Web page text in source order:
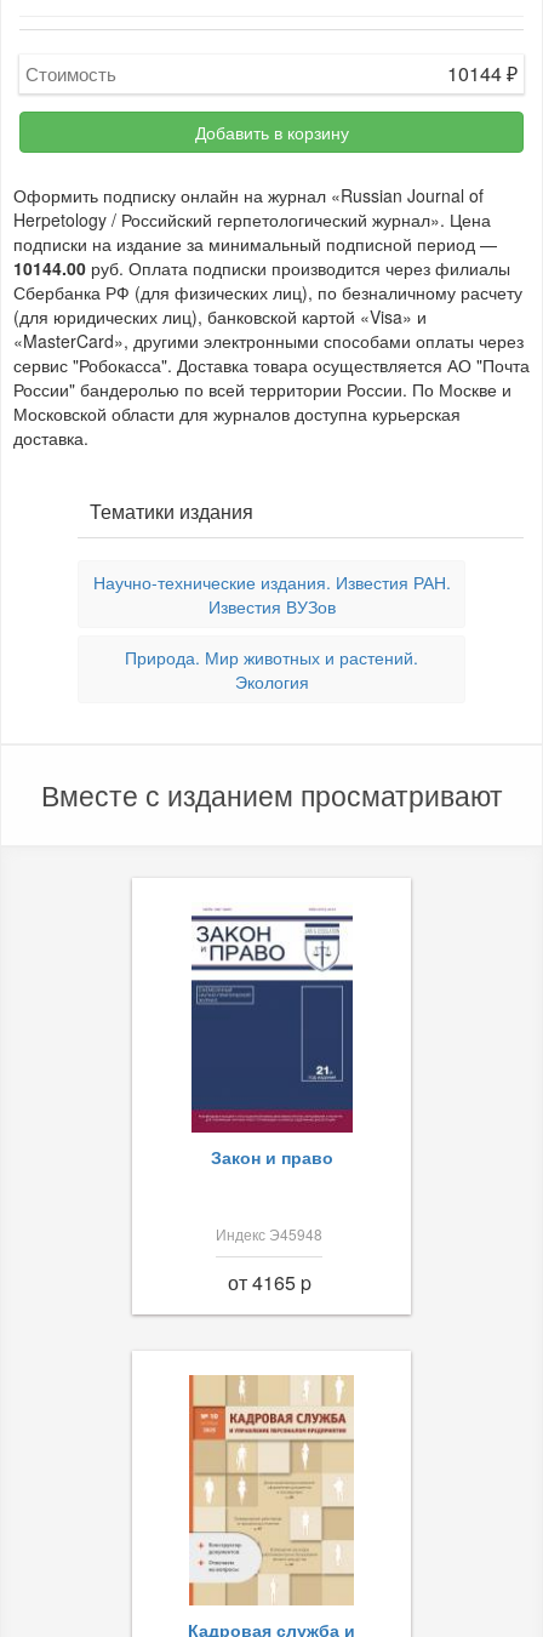
Стоимость 10144₽
Добавить в корзину
Оформить подписку онлайн на журнал «Russian Journal of
Herpetology / Российский герпетологический журнал». Цена
подписки на издание за минимальный подписной период —
10144.00 руб. Оплата подписки производится через филиалы
Сбербанка РФ (для физических лиц), по безналичному расчету
(для юридических лиц), банковской картой «Visa» и
«MasterCard», другими электронными способами оплаты через
сервис "Робокасса". Доставка товара осуществляется АО "Почта
России" бандеролью по всей территории России. По Москве и
Московской области для журналов доступна курьерская
доставка.
Тематики издания
Научно-технические издания. Известия РАН.
Известия ВУЗов
Природа. Мир животных и растений.
Экология
Вместе с изданием просматривают
Закон и право
Индекс Э45948
от 4165 p
Кадровая служба и